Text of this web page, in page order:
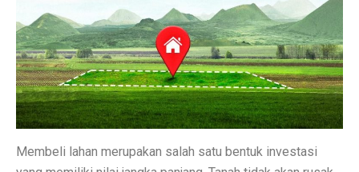
Inspirasi Warna Cat Pagar yang Elegan dan Pasti Sukses
Tips Pemasangan Plafon PVC Rangka Hollow Modern
8 Ciri Rumah Tropis Sederhana: Hunian Asri, Sejuk,
Keunggulan dan Kekurangan Plafon PVC yang Harus
Studi: Risiko Penyakit Jantung Terkait Hampir Semua
Membeli lahan merupakan salah satu bentuk investasi